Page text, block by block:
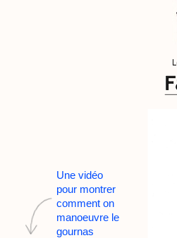
Une vidéo
pour montrer
comment on
manoeuvre le
gournas